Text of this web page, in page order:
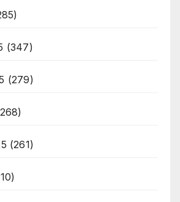
(347)
(279)
(261)